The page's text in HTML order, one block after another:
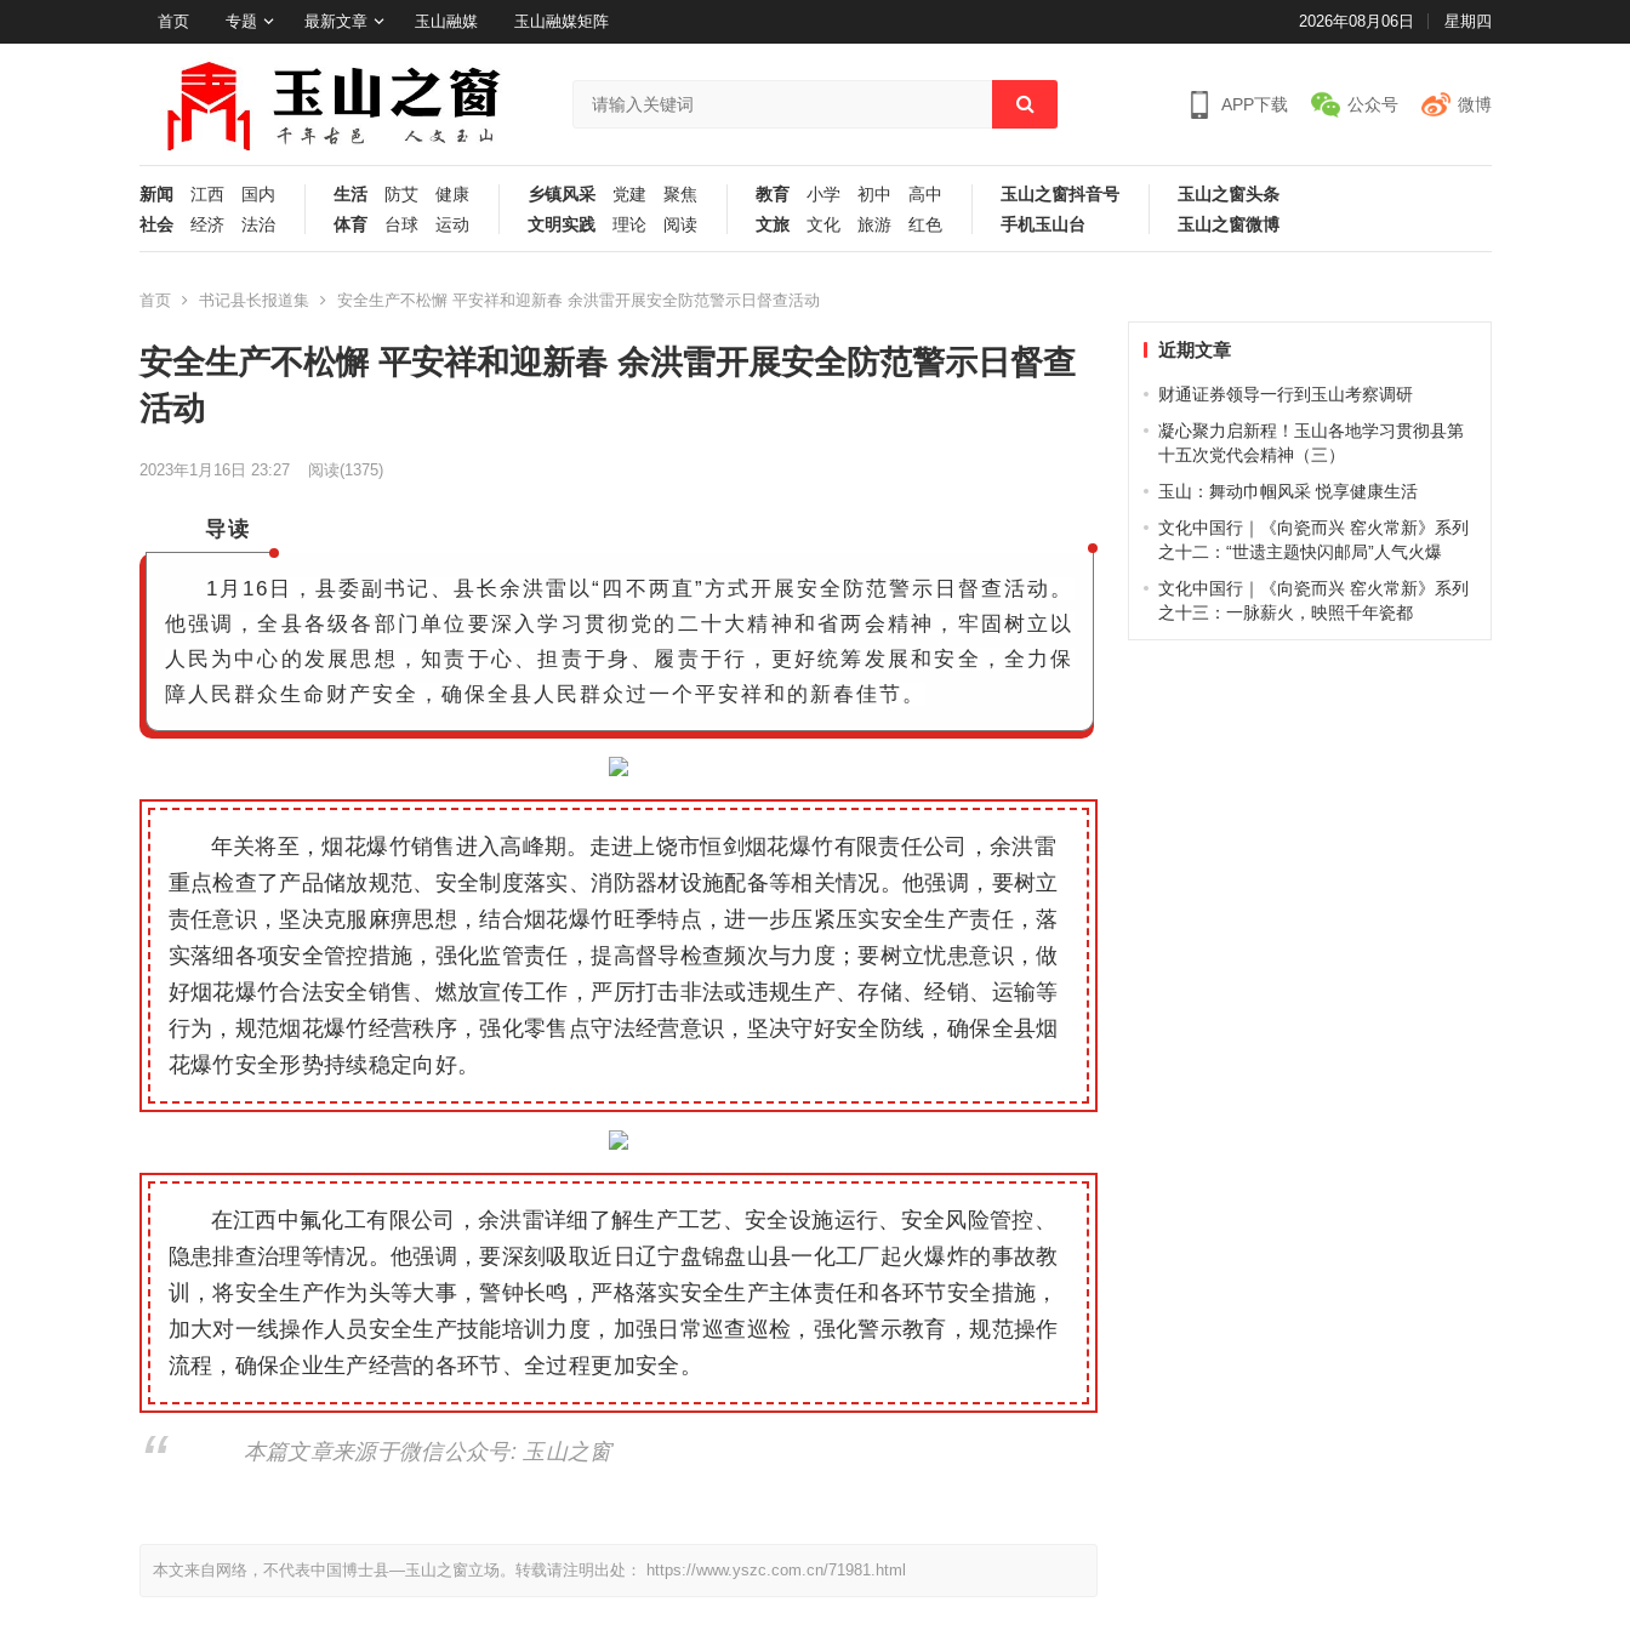
首页 专题 最新文章 玉山融媒 玉山融媒矩阵 2026年08月06日 星期四
APP下载 公众号 微博
新闻 江西
国内
社会
经济 法治
生活 防艾
健康
体育
台球 运动
乡镇风采 党建
聚焦
文明实践
理论 阅读
教育 小学 初中
高中
文旅
文化 旅游 红色
玉山之窗抖音号
手机玉山台
玉山之窗头条
玉山之窗微博
首页 书记县长报道集 安全生产不松懈 平安祥和迎新春 余洪雷开展安全防范警示日督查活动
安全生产不松懈 平安祥和迎新春 余洪雷开展安全防范警示日督查
活动
2023年1月16日 23:27 阅读(1375)
导读
1月16日，县委副书记、县长余洪雷以“四不两直”方式开展安全防范警示日督查活动。
他强调，全县各级各部门单位要深入学习贯彻党的二十大精神和省两会精神，牢固树立以
人民为中心的发展思想，知责于心、担责于身、履责于行，更好统筹发展和安全，全力保
障人民群众生命财产安全，确保全县人民群众过一个平安祥和的新春佳节。
年关将至，烟花爆竹销售进入高峰期。走进上饶市恒剑烟花爆竹有限责任公司，余洪雷
重点检查了产品储放规范、安全制度落实、消防器材设施配备等相关情况。他强调，要树立
责任意识，坚决克服麻痹思想，结合烟花爆竹旺季特点，进一步压紧压实安全生产责任，落
实落细各项安全管控措施，强化监管责任，提高督导检查频次与力度；要树立忧患意识，做
好烟花爆竹合法安全销售、燃放宣传工作，严厉打击非法或违规生产、存储、经销、运输等
行为，规范烟花爆竹经营秩序，强化零售点守法经营意识，坚决守好安全防线，确保全县烟
花爆竹安全形势持续稳定向好。
在江西中氟化工有限公司，余洪雷详细了解生产工艺、安全设施运行、安全风险管控、
隐患排查治理等情况。他强调，要深刻吸取近日辽宁盘锦盘山县一化工厂起火爆炸的事故教
训，将安全生产作为头等大事，警钟长鸣，严格落实安全生产主体责任和各环节安全措施，
加大对一线操作人员安全生产技能培训力度，加强日常巡查巡检，强化警示教育，规范操作
流程，确保企业生产经营的各环节、全过程更加安全。
本篇文章来源于微信公众号: 玉山之窗
本文来自网络，不代表中国博士县—玉山之窗立场。转载请注明出处： https://www.yszc.com.cn/71981.html
近期文章
财通证券领导一行到玉山考察调研
凝心聚力启新程！玉山各地学习贯彻县第
十五次党代会精神（三）
玉山：舞动巾帼风采 悦享健康生活
文化中国行｜《向瓷而兴 窑火常新》系列
之十二：“世遗主题快闪邮局”人气火爆
文化中国行｜《向瓷而兴 窑火常新》系列
之十三：一脉薪火，映照千年瓷都